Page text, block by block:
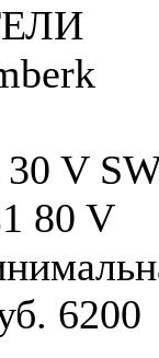
V
80 V
6200